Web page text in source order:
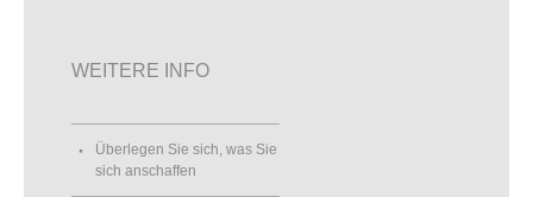
WEITERE INFO
Überlegen Sie sich, was Sie
sich anschaffen